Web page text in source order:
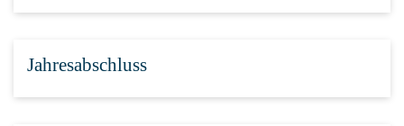
Jahresabschluss